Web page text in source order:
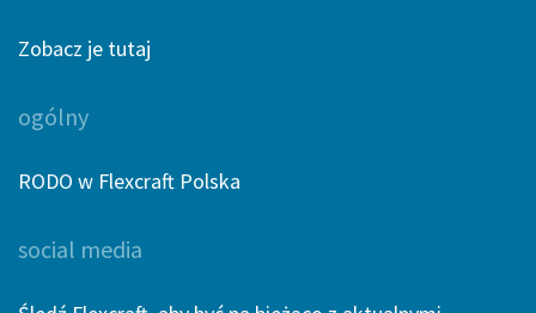
Zobacz je tutaj
ogólny
RODO w Flexcraft Polska
social media